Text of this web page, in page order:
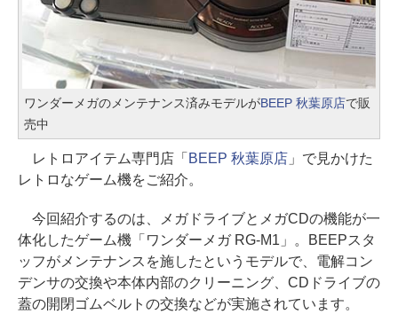
ワンダーメガのメンテナンス済みモデルがBEEP 秋葉原店で販
売中
レトロアイテム専門店「 BEEP 秋葉原店」で見かけた
レトロなゲーム機をご紹介。
今回紹介するのは、メガドライブとメガCDの機能が一
体化したゲーム機「ワンダーメガ RG-M1」。BEEPスタ
ッフがメンテナンスを施したというモデルで、電解コン
デンサの交換や本体内部のクリーニング、CDドライブの
蓋の開閉ゴムベルトの交換などが実施されています。